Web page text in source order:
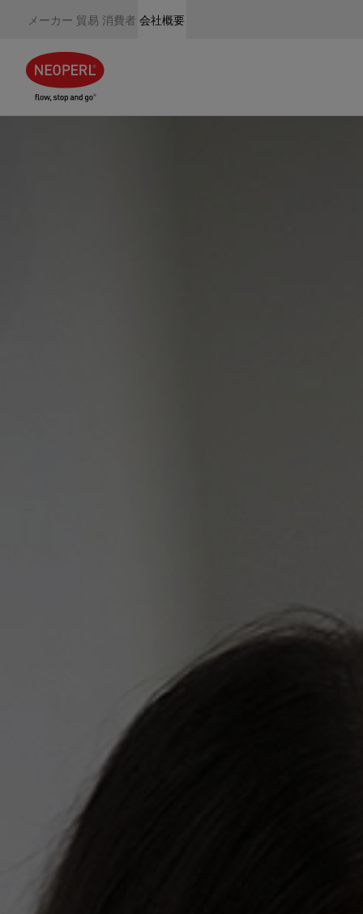
メーカー 貿易 消費者 会社概要